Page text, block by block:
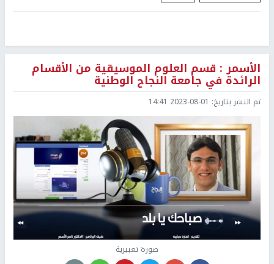
الأسمر : قسم العلوم الموسيقية من الأقسام
الرائدة في جامعة النجاح الوطنية
تم النشر بتاريخ: 2023-08-01 14:41
صورة تعبيرية